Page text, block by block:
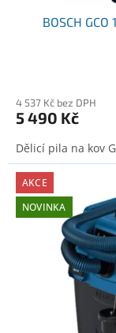
BOSCH
4 537 Kč bez DPH
5 490 Kč
Dělicí pila na kov
AKCE
NOVINKA